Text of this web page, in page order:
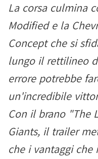
La corsa culmina
Modified e la
Concept che si
lungo il rettilineo
errore potrebbe
un'incredibile
Con il brano "The
Giants, il trailer
che i vantaggi